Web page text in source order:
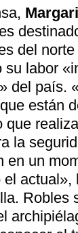
del
su labor
del país.
están
que
la
en un
actual»,
Robles